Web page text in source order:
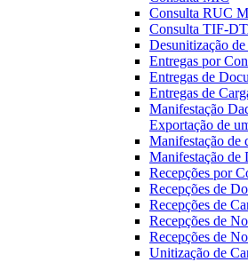
Consulta RUC
Consulta TIF-
Desunitização de
Entregas por
Entregas de
Entregas de
Manifestação
Exportação de
Manifestação de
Manifestação de
Recepções por
Recepções de
Recepções de
Recepções de
Recepções de
Unitização de